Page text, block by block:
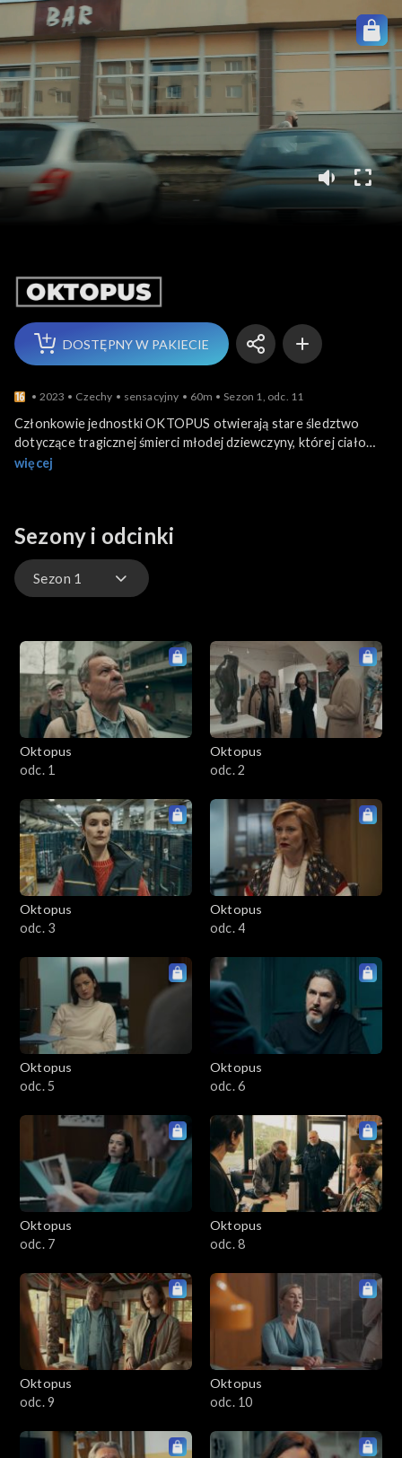
DOSTĘPNY W PAKIECIE
2023 Czechy sensacyjny 60m Sezon 1, odc. 11
Członkowie jednostki OKTOPUS otwierają stare śledztwo
dotyczące tragicznej śmierci młodej dziewczyny, której ciało
odnaleziono zakopane metr pod ziemią trzynaście lat wcześniej.
więcej
Sezony i odcinki
Sezon 1
Sezon 2
Oktopus
odc. 1
Oktopus
odc. 2
Oktopus
odc. 3
Oktopus
odc. 4
Oktopus
odc. 5
Oktopus
odc. 6
Oktopus
odc. 7
Oktopus
odc. 8
Oktopus
odc. 9
Oktopus
odc. 10